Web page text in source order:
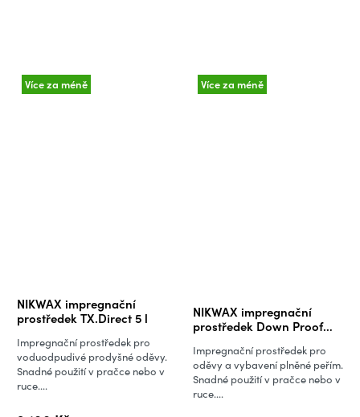
Více za méně
NIKWAX impregnační
prostředek TX.Direct 5 l
hodnocení
produktu
je
5,0
Impregnační prostředek pro
voduodpudivé prodyšné oděvy.
Snadné použití v pračce nebo v
ruce....
Více za méně
NIKWAX impregnační
prostředek Down Proof
300 ml
Impregnační prostředek pro
oděvy a vybavení plněné peřím.
Snadné použití v pračce nebo v
ruce....